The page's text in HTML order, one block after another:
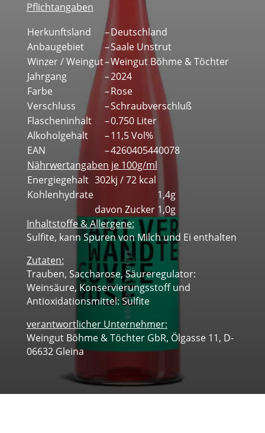
Pflichtangaben
Herkunftsland
–Deutschland
Anbaugebiet
–Saale Unstrut
Winzer / Weingut–Weingut Böhme & Töchter
Jahrgang
–2024
Farbe
–Rose
Verschluss
–Schraubverschluß
Flascheninhalt
–0.750 Liter
Alkoholgehalt
–11,5 Vol%
EAN
–4260405440078
Nährwertangaben je 100g/ml
Energiegehalt 302kj / 72 kcal
Kohlenhydrate
1,4g
davon Zucker 1,0g
Inhaltstoffe & Allergene:
Sulfite, kann Spuren von Milch und Ei enthalten
Zutaten:
Trauben, Saccharose, Säureregulator:
Weinsäure, Konservierungsstoff und
Antioxidationsmittel: Sulfite
verantwortlicher Unternehmer:
Weingut Böhme & Töchter GbR, Ölgasse 11, D-
06632 Gleina